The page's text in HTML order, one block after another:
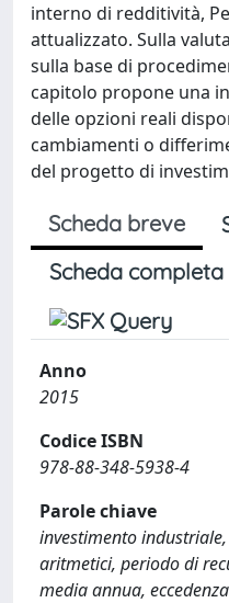
interno di redditività,
attualizzato. Sulla
sulla base di
capitolo propone una
delle opzioni reali
cambiamenti o
del progetto di
Scheda breve
Scheda completa
Anno
2015
Codice ISBN
978-88-348-5938-4
Parole chiave
investimento
aritmetici, periodo di
media annua,